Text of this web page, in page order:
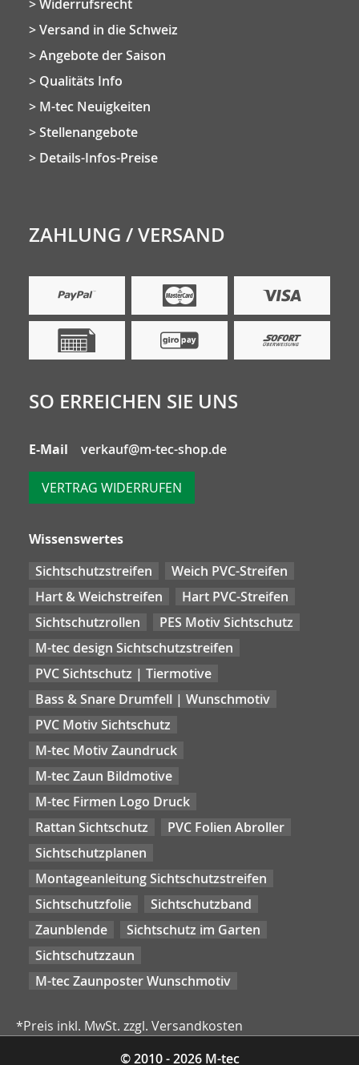
Widerrufsrecht
Versand in die Schweiz
Angebote der Saison
Qualitäts Info
M-tec Neuigkeiten
Stellenangebote
Details-Infos-Preise
ZAHLUNG / VERSAND
SO ERREICHEN SIE UNS
E-Mail verkauf@m-tec-shop.de
VERTRAG WIDERRUFEN
Wissenswertes
Sichtschutzstreifen
Weich PVC-Streifen
Hart & Weichstreifen
Hart PVC-Streifen
Sichtschutzrollen
PES Motiv Sichtschutz
M-tec design Sichtschutzstreifen
PVC Sichtschutz | Tiermotive
Bass & Snare Drumfell | Wunschmotiv
PVC Motiv Sichtschutz
M-tec Motiv Zaundruck
M-tec Zaun Bildmotive
M-tec Firmen Logo Druck
Rattan Sichtschutz
PVC Folien Abroller
Sichtschutzplanen
Montageanleitung Sichtschutzstreifen
Sichtschutzfolie
Sichtschutzband
Zaunblende
Sichtschutz im Garten
Sichtschutzzaun
M-tec Zaunposter Wunschmotiv
*Preis inkl. MwSt. zzgl. Versandkosten
© 2010 - 2026 M-tec